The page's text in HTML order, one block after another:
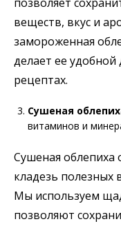
веществ, вкус и
замороженная
делает ее
рецептах.
Сушеная
витаминов и
Сушеная облепиха
кладезь
Мы используем
позволяют